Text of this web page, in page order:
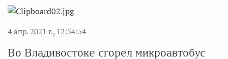
4 апр. 2021 г., 12:54:54
Во Владивостоке сгорел микроавтобус